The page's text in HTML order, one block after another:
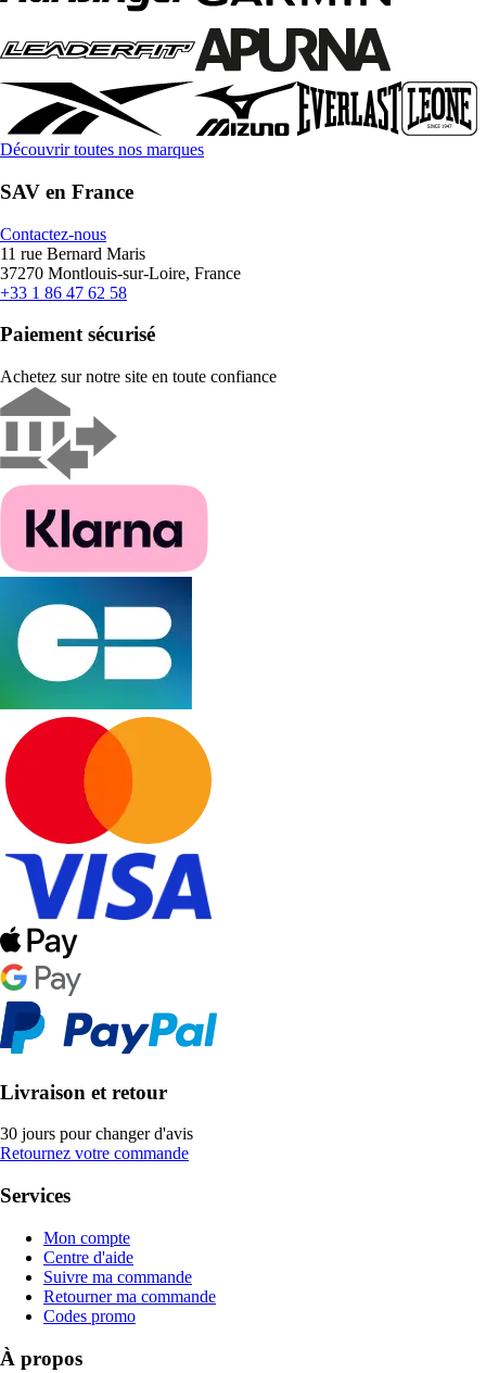
Découvrir toutes nos marques
SAV en France
Contactez-nous
11 rue Bernard Maris
37270 Montlouis-sur-Loire, France
+33 1 86 47 62 58
Paiement sécurisé
Achetez sur notre site en toute confiance
Livraison et retour
30 jours pour changer d'avis
Retournez votre commande
Services
Mon compte
Centre d'aide
Suivre ma commande
Retourner ma commande
Codes promo
À propos